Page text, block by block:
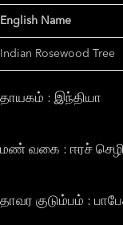
English Name
Indian Rosewood Tree
தாயகம் : இந்தியா
மண் வகை : ஈரச்
தாவர குடும்பம் :